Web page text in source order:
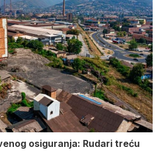
osiguranja: Rudari treću